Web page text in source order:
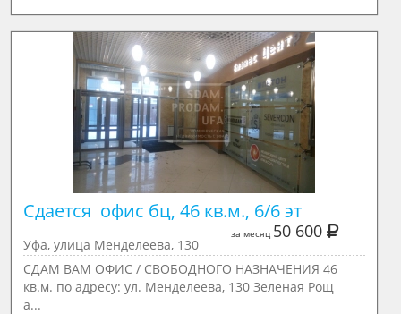
Сдается  офис бц, 46 кв.м., 6/6 эт
за месяц 50 600
Уфа, улица Менделеева, 130
СДАМ ВАМ ОФИС / СВОБОДНОГО НАЗНАЧЕНИЯ 46
кв.м. по адресу: ул. Менделеева, 130 Зеленая Рощ
а...